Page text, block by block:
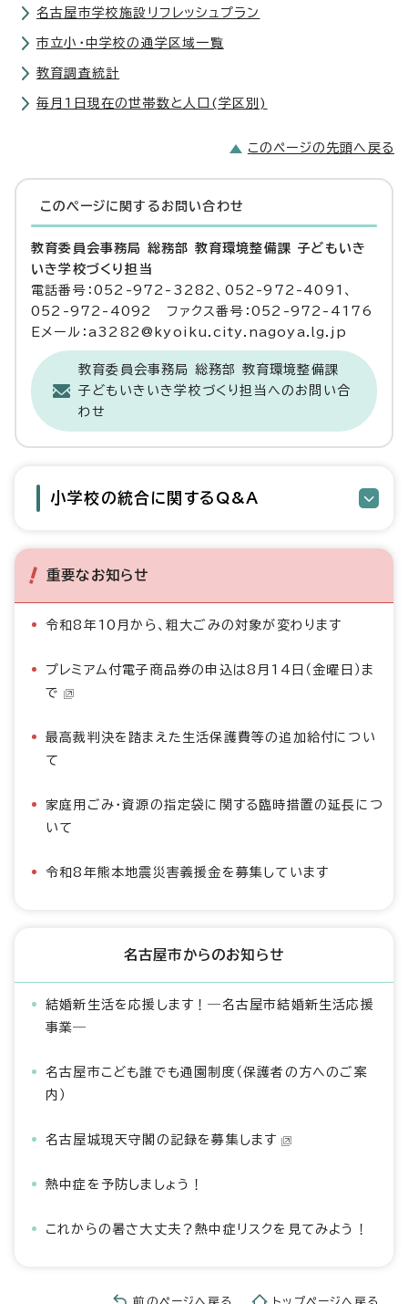
名古屋市学校施設リフレッシュプラン
市立小・中学校の通学区域一覧
教育調査統計
毎月1日現在の世帯数と人口(学区別)
このページの先頭へ戻る
このページに関する お問い合わせ
教育委員会事務局 総務部 教育環境整備課 子どもいき
いき学校づくり担当
電話番号：052-972-3282、052-972-4091、
052-972-4092 ファクス番号：052-972-4176
Eメール：a3282@kyoiku.city.nagoya.lg.jp
教育委員会事務局 総務部 教育環境整備課
子どもいきいき学校づくり担当へのお問い合
わせ
小学校の統合に関するQ&A
重要なお知らせ
令和8年10月から、粗大ごみの対象が変わります
プレミアム付電子商品券の申込は8月14日（金曜日）ま
で
最高裁判決を踏まえた生活保護費等の追加給付につい
て
家庭用ごみ・資源の指定袋に関する臨時措置の延長につ
いて
令和8年熊本地震災害義援金を募集しています
名古屋市からのお知らせ
結婚新生活を応援します！―名古屋市結婚新生活応援
事業―
名古屋市こども誰でも通園制度（保護者の方へのご案
内）
名古屋城現天守閣の記録を募集します
熱中症を予防しましょう！
これからの暑さ大丈夫？熱中症リスクを見てみよう！